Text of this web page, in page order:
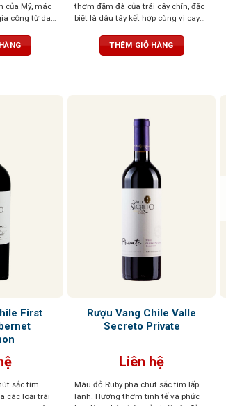
của Mỹ, mác
công từ da
trọng, Rượu
ngọc. Mùi
thơm đậm đà của trái cây chín, đặc
biệt là dâu tây kết hợp cùng vị cay
Tannin cân bằng, tinh tế, tròn trịa,
hậu vị kéo dài, đậm đà
THÊM GIỎ HÀNG
First
sắc tím
các loại trái
Rượu Vang Chile Valle
Secreto Private
Liên hệ
Màu đỏ Ruby pha chút sắc tím lấp
lánh. Hương thơm tinh tế và phức